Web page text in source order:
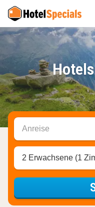
Anreise
2 Erwachsene (1